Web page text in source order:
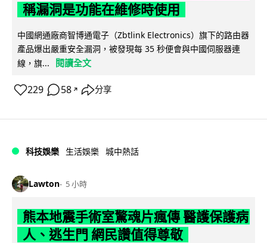
稱漏洞是功能在維修時使用
中國網通廠商智博通電子（Zbtlink Electronics）旗下的路由器
產品爆出嚴重安全漏洞，被發現每 35 秒便會與中國伺服器連
線，旗...
閱讀全文
229 58 ↗ 分享
科技娛樂 生活娛樂 城中熱話
Lawton 5 小時
熊本地震手術室驚魂片瘋傳 醫護保護病
人、逃生門 網民讚值得尊敬